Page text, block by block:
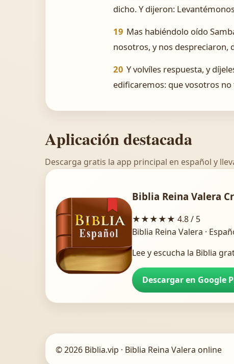
dicho. Y dijeron:
19 Mas habiéndolo oído
nosotros, y nos despreciaron,
20 Y volvíles respuesta, y
edificaremos: que vosotros
Aplicación destacada
Descarga gratis la app principal en español y
Biblia Reina Valera
★★★★★ 4.8 / 5
Biblia Reina Valera ·
Lee y escucha la Biblia
Descargar en Google
© 2026 Biblia.vip · Biblia Reina Valera online